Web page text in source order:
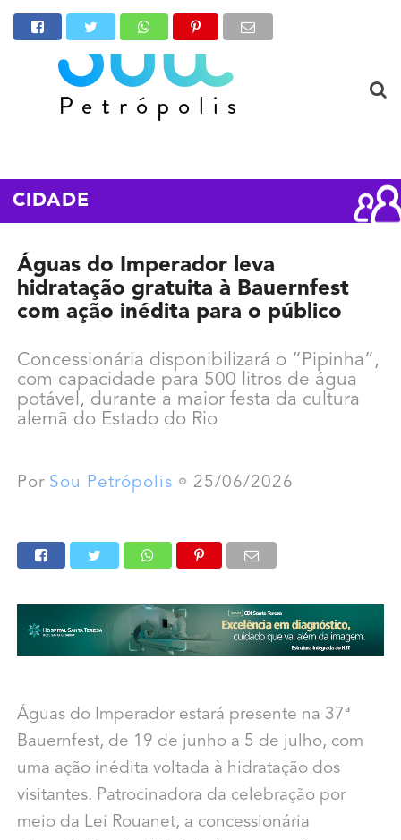
CIDADE
Águas do Imperador leva
hidratação gratuita à Bauernfest
com ação inédita para o público
Concessionária disponibilizará o “Pipinha”,
com capacidade para 500 litros de água
potável, durante a maior festa da cultura
alemã do Estado do Rio
Por Sou Petrópolis 25/06/2026
Águas do Imperador estará presente na 37ª
Bauernfest, de 19 de junho a 5 de julho, com
uma ação inédita voltada à hidratação dos
visitantes. Patrocinadora da celebração por
meio da Lei Rouanet, a concessionária